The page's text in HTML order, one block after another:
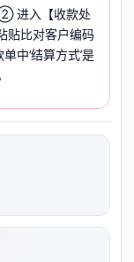
进入【收款处
贴比对客户编码
中‘结算方式’是